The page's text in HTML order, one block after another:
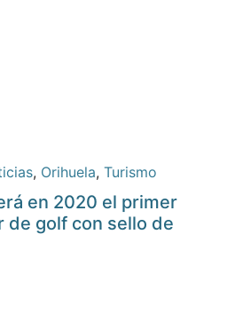
, Orihuela, Turismo
en 2020 el primer
de golf con sello de